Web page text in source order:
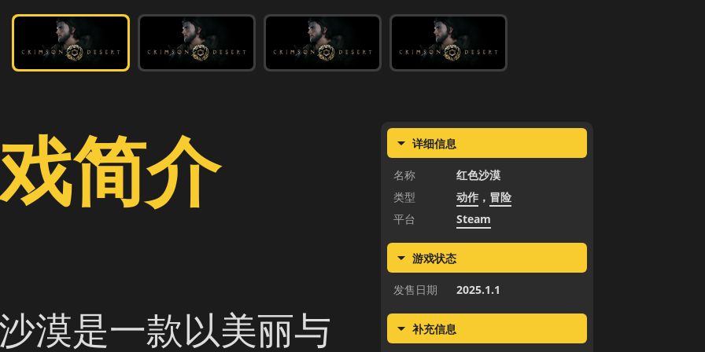
简介
漠是一款以美丽与
详细信息
名称
红色沙漠
类型
动作 ， 冒险
平台
Steam
游戏状态
发售日期 2025.1.1
补充信息